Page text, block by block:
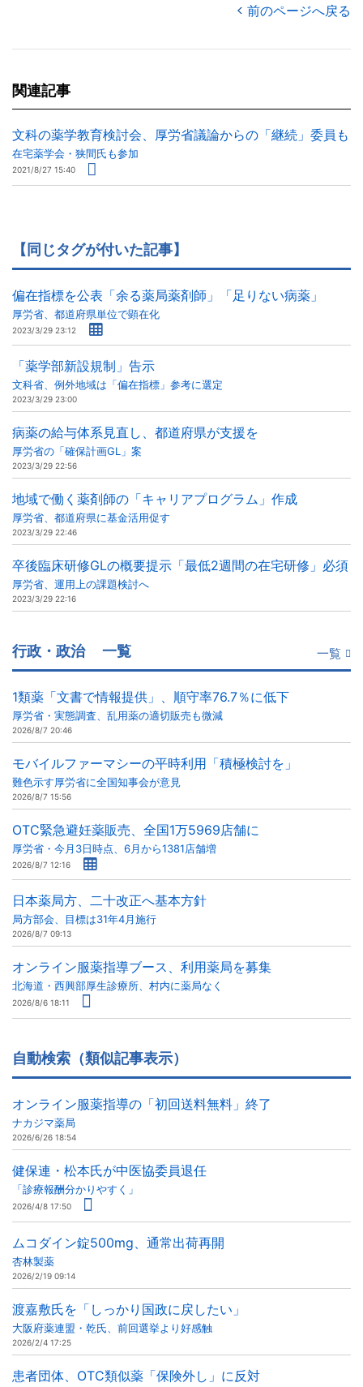
前のページへ戻る
関連記事
文科の薬学教育検討会、厚労省議論からの「継続」委員も
在宅薬学会・狭間氏も参加
2021/8/27 15:40
【同じタグが付いた記事】
偏在指標を公表「余る薬局薬剤師」「足りない病薬」
厚労省、都道府県単位で顕在化
2023/3/29 23:12
「薬学部新設規制」告示
文科省、例外地域は「偏在指標」参考に選定
2023/3/29 23:00
病薬の給与体系見直し、都道府県が支援を
厚労省の「確保計画GL」案
2023/3/29 22:56
地域で働く薬剤師の「キャリアプログラム」作成
厚労省、都道府県に基金活用促す
2023/3/29 22:46
卒後臨床研修GLの概要提示「最低2週間の在宅研修」必須
厚労省、運用上の課題検討へ
2023/3/29 22:16
行政・政治 一覧 一覧
1類薬「文書で情報提供」、順守率76.7％に低下
厚労省・実態調査、乱用薬の適切販売も微減
2026/8/7 20:46
モバイルファーマシーの平時利用「積極検討を」
難色示す厚労省に全国知事会が意見
2026/8/7 15:56
OTC緊急避妊薬販売、全国1万5969店舗に
厚労省・今月3日時点、6月から1381店舗増
2026/8/7 12:16
日本薬局方、二十改正へ基本方針
局方部会、目標は31年4月施行
2026/8/7 09:13
オンライン服薬指導ブース、利用薬局を募集
北海道・西興部厚生診療所、村内に薬局なく
2026/8/6 18:11
自動検索（類似記事表示）
オンライン服薬指導の「初回送料無料」終了
ナカジマ薬局
2026/6/26 18:54
健保連・松本氏が中医協委員退任
「診療報酬分かりやすく」
2026/4/8 17:50
ムコダイン錠500mg、通常出荷再開
杏林製薬
2026/2/19 09:14
渡嘉敷氏を「しっかり国政に戻したい」
大阪府薬連盟・乾氏、前回選挙より好感触
2026/2/4 17:25
患者団体、OTC類似薬「保険外し」に反対